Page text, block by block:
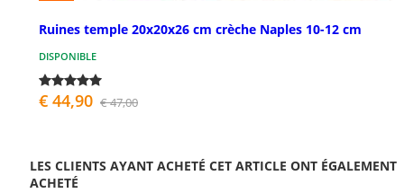
Ruines temple 20x20x26 cm crèche Naples 10-12 cm
DISPONIBLE
€ 44,90 € 47,00
LES CLIENTS AYANT ACHETÉ CET ARTICLE ONT ÉGALEMENT
ACHETÉ